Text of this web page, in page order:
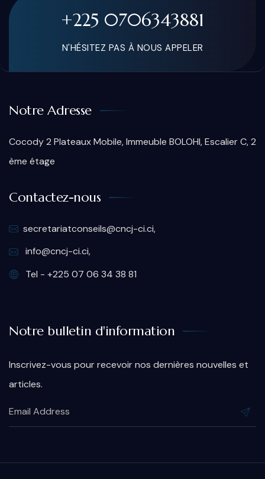
+225 0706343881
N'HÉSITEZ PAS À NOUS APPELER
Notre Adresse
Cocody 2 Plateaux Mobile, Immeuble BOLOHI, Escalier C, 2
ème étage
Contactez-nous
secretariatconseils@cncj-ci.ci,
info@cncj-ci.ci,
Tel - +225 07 06 34 38 81
Notre bulletin d'information
Inscrivez-vous pour recevoir nos dernières nouvelles et
articles.